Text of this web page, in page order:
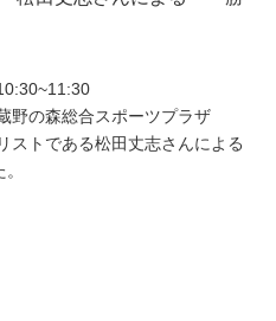
野の森総合スポーツプラザ
トである松田丈志さんによる